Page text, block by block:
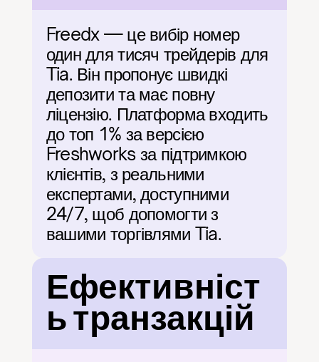
Freedx — це вибір номер
один для тисяч трейдерів для
Tia. Він пропонує швидкі
депозити та має повну
ліцензію. Платформа входить
до топ 1% за версією
Freshworks за підтримкою
клієнтів, з реальними
експертами, доступними
24/7, щоб допомогти з
вашими торгівлями Tia.
Ефективніст
ь транзакцій